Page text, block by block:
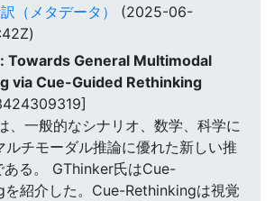
（メタデータ）
(2025-06-
Towards General Multimodal
via Cue-Guided Rethinking
、一般的なシナリオ、数学、科学に
ルチモーダル推論に優れた新しい推
ある。 GThinker氏はCue-
を紹介した。Cue-Rethinkingは視覚